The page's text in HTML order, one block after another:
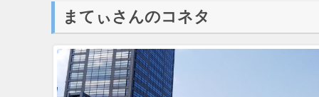
まてぃさんのコネタ